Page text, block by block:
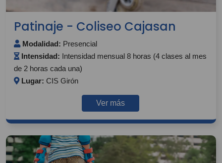
Patinaje - Coliseo Cajasan
Modalidad: Presencial
Intensidad: Intensidad mensual 8 horas (4 clases al mes
de 2 horas cada una)
Lugar: CIS Girón
Ver más